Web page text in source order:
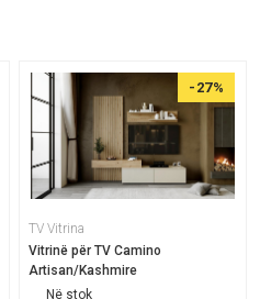
-27%
TV Vitrina
Vitrinë për TV Camino
Artisan/Kashmire
Në stok